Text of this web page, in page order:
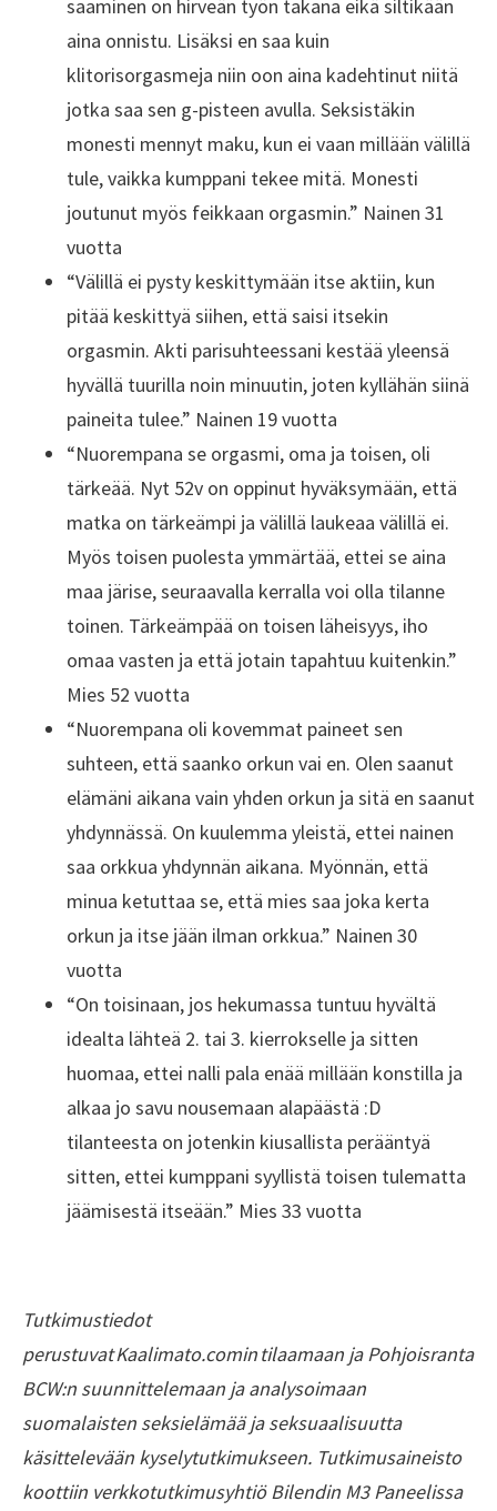
saaminen on hirveän työn takana eikä siltikään
aina onnistu. Lisäksi en saa kuin
klitorisorgasmeja niin oon aina kadehtinut niitä
jotka saa sen g-pisteen avulla. Seksistäkin
monesti mennyt maku, kun ei vaan millään välillä
tule, vaikka kumppani tekee mitä. Monesti
joutunut myös feikkaan orgasmin.” Nainen 31
vuotta
“Välillä ei pysty keskittymään itse aktiin, kun
pitää keskittyä siihen, että saisi itsekin
orgasmin. Akti parisuhteessani kestää yleensä
hyvällä tuurilla noin minuutin, joten kyllähän siinä
paineita tulee.” Nainen 19 vuotta
“Nuorempana se orgasmi, oma ja toisen, oli
tärkeää. Nyt 52v on oppinut hyväksymään, että
matka on tärkeämpi ja välillä laukeaa välillä ei.
Myös toisen puolesta ymmärtää, ettei se aina
maa järise, seuraavalla kerralla voi olla tilanne
toinen. Tärkeämpää on toisen läheisyys, iho
omaa vasten ja että jotain tapahtuu kuitenkin.”
Mies 52 vuotta
“Nuorempana oli kovemmat paineet sen
suhteen, että saanko orkun vai en. Olen saanut
elämäni aikana vain yhden orkun ja sitä en saanut
yhdynnässä. On kuulemma yleistä, ettei nainen
saa orkkua yhdynnän aikana. Myönnän, että
minua ketuttaa se, että mies saa joka kerta
orkun ja itse jään ilman orkkua.” Nainen 30
vuotta
“On toisinaan, jos hekumassa tuntuu hyvältä
idealta lähteä 2. tai 3. kierrokselle ja sitten
huomaa, ettei nalli pala enää millään konstilla ja
alkaa jo savu nousemaan alapäästä :D
tilanteesta on jotenkin kiusallista perääntyä
sitten, ettei kumppani syyllistä toisen tulematta
jäämisestä itseään.” Mies 33 vuotta
Tutkimustiedot
perustuvat Kaalimato.comin tilaamaan ja Pohjoisranta
BCW:n suunnittelemaan ja analysoimaan
suomalaisten seksielämää ja seksuaalisuutta
käsittelevään kyselytutkimukseen. Tutkimusaineisto
koottiin verkkotutkimusyhtiö Bilendin M3 Paneelissa